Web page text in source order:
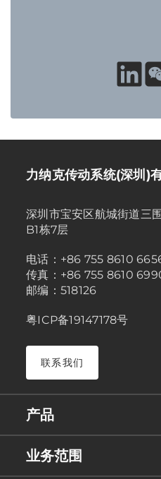
力纳克传动系统(深圳)
深圳市宝安区航城街道三
B1栋7层
电话：+86 755 8610
传真：+86 755 8610
邮编：518126
粤ICP备19147178号
联系我们
产品
业务范围